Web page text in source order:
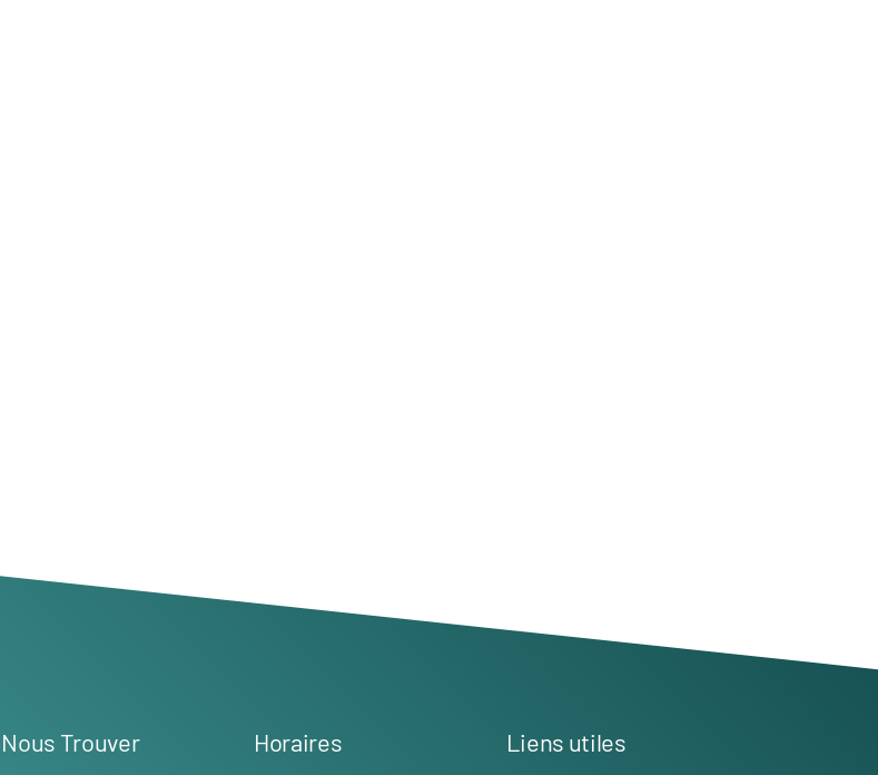
Nous Trouver Horaires Liens utiles